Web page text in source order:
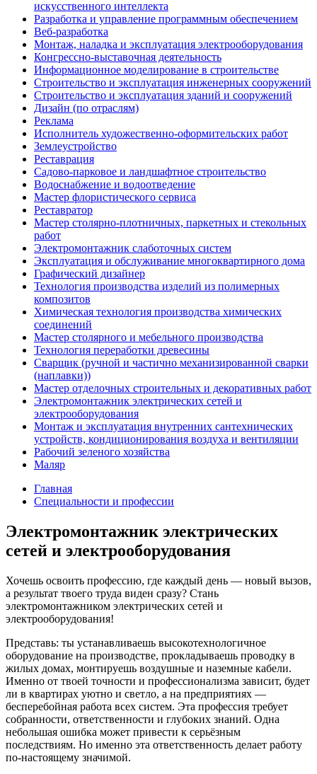
искусственного интеллекта
Разработка и управление программным обеспечением
Веб-разработка
Монтаж, наладка и эксплуатация электрооборудования
Конгрессно-выставочная деятельность
Информационное моделирование в строительстве
Строительство и эксплуатация инженерных сооружений
Строительство и эксплуатация зданий и сооружений
Дизайн (по отраслям)
Реклама
Исполнитель художественно-оформительских работ
Землеустройство
Реставрация
Садово-парковое и ландшафтное строительство
Водоснабжение и водоотведение
Мастер флористического сервиса
Реставратор
Мастер столярно-плотничных, паркетных и стекольных
работ
Электромонтажник слаботочных систем
Эксплуатация и обслуживание многоквартирного дома
Графический дизайнер
Технология производства изделий из полимерных
композитов
Химическая технология производства химических
соединений
Мастер столярного и мебельного производства
Технология переработки древесины
Сварщик (ручной и частично механизированной сварки
(наплавки))
Мастер отделочных строительных и декоративных работ
Электромонтажник электрических сетей и
электрооборудования
Монтаж и эксплуатация внутренних сантехнических
устройств, кондиционирования воздуха и вентиляции
Рабочий зеленого хозяйства
Маляр
Главная
Специальности и профессии
Электромонтажник электрических
сетей и электрооборудования
Хочешь освоить профессию, где каждый день — новый вызов,
а результат твоего труда виден сразу? Стань
электромонтажником электрических сетей и
электрооборудования!
Представь: ты устанавливаешь высокотехнологичное
оборудование на производстве, прокладываешь проводку в
жилых домах, монтируешь воздушные и наземные кабели.
Именно от твоей точности и профессионализма зависит, будет
ли в квартирах уютно и светло, а на предприятиях —
бесперебойная работа всех систем. Эта профессия требует
собранности, ответственности и глубоких знаний. Одна
небольшая ошибка может привести к серьёзным
последствиям. Но именно эта ответственность делает работу
по‑настоящему значимой.